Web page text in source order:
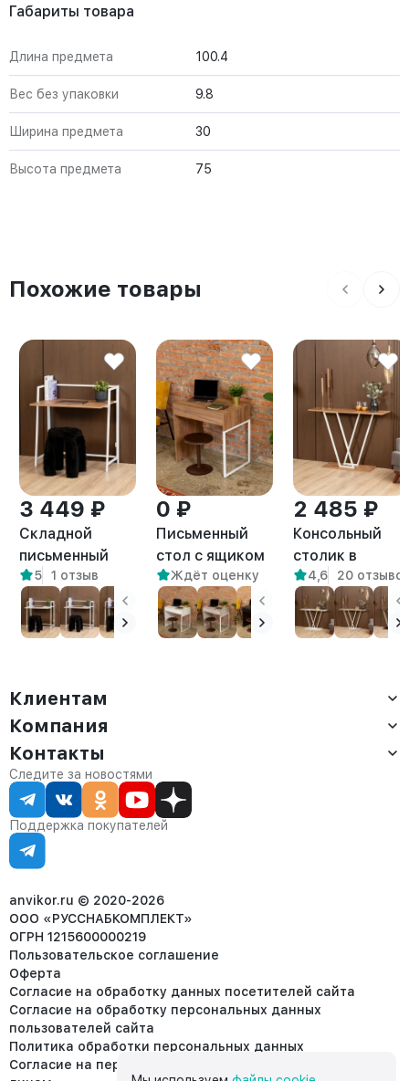
Габариты товара
Длина предмета 100.4
Вес без упаковки 9.8
Ширина предмета 30
Высота предмета 75
Похожие товары
3 449 ₽
Складной
письменный
стол Кова
белый/
амаретто
5 1 отзыв
0 ₽
Письменный
стол с ящиком
Адэр белый/
амаретто
Ждёт оценку
2 485 ₽
Консольный
столик в
прихожую лофт
Чарко белый/
амаретто
4,6 20
Клиентам
Доставка
Оплата
Сервис
Статус заказа
Статьи
Компания
О компании
Контакты
Партнёрам
Контакты
Отдел продаж:
8 (800) 234-22-62
corp@anvikor.ru
Ежедневно, с 7:00-19:00 (МСК)
Отдел рекламации:
8 (953) 455-25-61
Следите за новостями
Поддержка покупателей
anvikor.ru © 2020-2026
ООО «РУССНАБКОМПЛЕКТ»
ОГРН 1215600000219
Пользовательское соглашение
Оферта
Согласие на обработку данных посетителей сайта
Согласие на обработку персональных данных
пользователей сайта
Политика обработки персональных данных
Согласие на передачу персональных данных третьим